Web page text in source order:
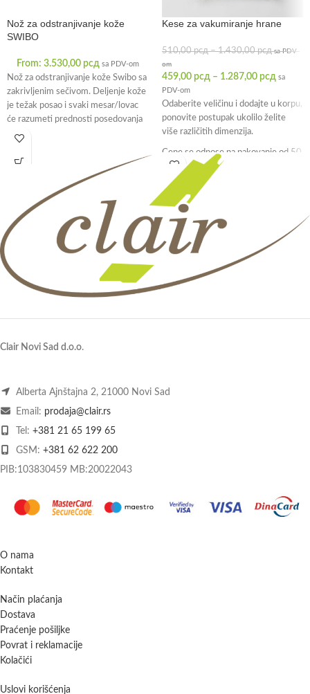
Nož za odstranjivanje kože
SWIBO
From: 3.530,00 рсд sa PDV-om
Nož za odstranjivanje kože Swibo sa
zakrivljenim sečivom. Deljenje kože
je težak posao i svaki mesar/lovac
će razumeti prednosti posedovanja
Kese za vakumiranje hrane
510,00рсд – 1.430,00рсд sa PDV-
om
459,00 рсд – 1.287,00 рсд sa
PDV-om
Odaberite veličinu i dodajte u korpu,
ponovite postupak ukolilo želite
više različitih dimenzija.
Cene se odnose na pakovanje od 50
komada.
Clair Novi Sad d.o.o.
Alberta Ajnštajna 2, 21000 Novi Sad
Email: prodaja@clair.rs
Tel: +381 21 65 199 65
GSM: +381 62 622 200
PIB:103830459 MB:20022043
O nama
Kontakt
Način plaćanja
Dostava
Praćenje pošiljke
Povrat i reklamacije
Kolačići
Uslovi korišćenja